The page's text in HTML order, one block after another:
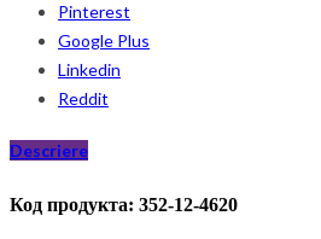
Pinterest
Google Plus
Linkedin
Reddit
Descriere
Код продукта: 352-12-4620